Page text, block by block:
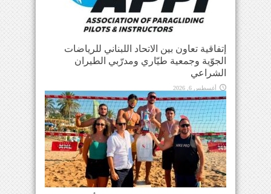
إتفاقية تعاون بين الاتحاد اللبناني للرياضات
الجوّية وجمعية طيّاري ومدرّبي الطيران
الشراعي
أغسطس 6, 2026